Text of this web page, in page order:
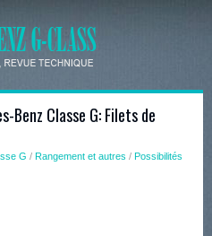
Benz Classe G: Filets de
G / Rangement et autres / Possibilités